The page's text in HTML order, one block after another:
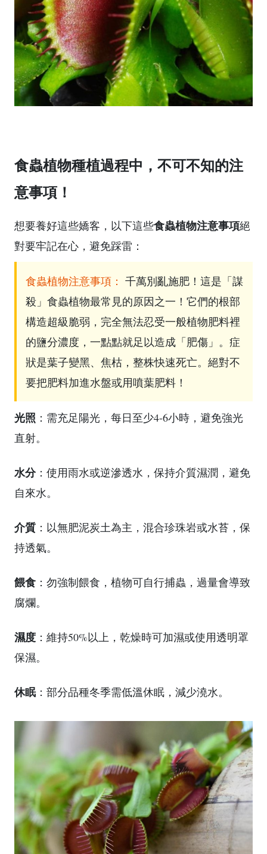
食蟲植物種植過程中，不可不知的注
意事項！
想要養好這些嬌客，以下這些食蟲植物注意事項絕
對要牢記在心，避免踩雷：
食蟲植物注意事項： 千萬別亂施肥！這是「謀
殺」食蟲植物最常見的原因之一！它們的根部
構造超級脆弱，完全無法忍受一般植物肥料裡
的鹽分濃度，一點點就足以造成「肥傷」。症
狀是葉子變黑、焦枯，整株快速死亡。絕對不
要把肥料加進水盤或用噴葉肥料！
光照 ：需充足陽光，每日至少4-6小時，避免強光
直射。
水分：使用雨水或逆滲透水，保持介質濕潤，避免
自來水。
介質 ：以無肥泥炭土為主，混合珍珠岩或水苔，保
持透氣。
餵食 ：勿強制餵食，植物可自行捕蟲，過量會導致
腐爛。
濕度 ：維持50%以上，乾燥時可加濕或使用透明罩
保濕。
休眠：部分品種冬季需低溫休眠，減少澆水。